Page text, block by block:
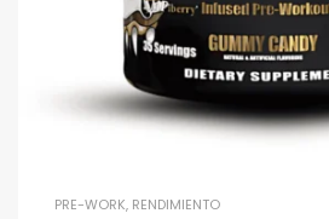
PRE-WORK, RENDIMIENTO